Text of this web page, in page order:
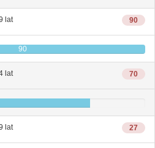
90
lat
90
70
lat
27
lat